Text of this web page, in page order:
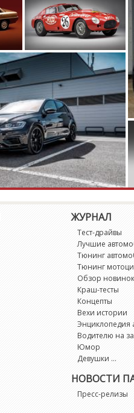
ЖУРНАЛ
Тест-драйвы
Лучшие
Тюнинг
Тюнинг
Обзор новинок
Краш-тесты
Концепты
Вехи истории
Энциклопедия
Водителю на
Юмор
Девушки ...
НОВОСТИ
Пресс-релизы